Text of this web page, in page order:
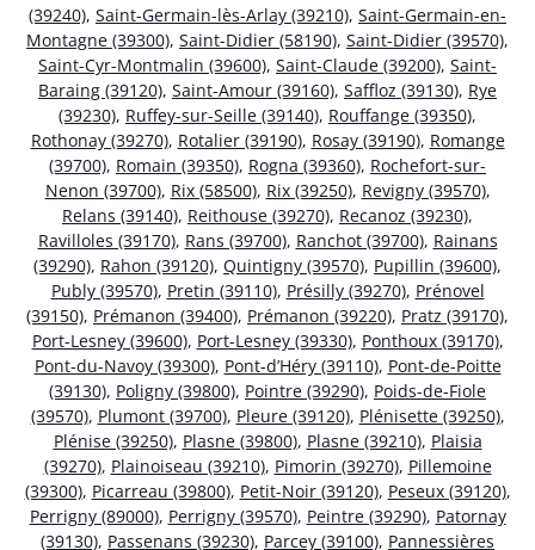
(39240), Saint-Germain-lès-Arlay (39210), Saint-Germain-en-
Montagne (39300), Saint-Didier (58190), Saint-Didier (39570),
Saint-Cyr-Montmalin (39600), Saint-Claude (39200), Saint-
Baraing (39120), Saint-Amour (39160), Saffloz (39130), Rye
(39230), Ruffey-sur-Seille (39140), Rouffange (39350),
Rothonay (39270), Rotalier (39190), Rosay (39190), Romange
(39700), Romain (39350), Rogna (39360), Rochefort-sur-
Nenon (39700), Rix (58500), Rix (39250), Revigny (39570),
Relans (39140), Reithouse (39270), Recanoz (39230),
Ravilloles (39170), Rans (39700), Ranchot (39700), Rainans
(39290), Rahon (39120), Quintigny (39570), Pupillin (39600),
Publy (39570), Pretin (39110), Présilly (39270), Prénovel
(39150), Prémanon (39400), Prémanon (39220), Pratz (39170),
Port-Lesney (39600), Port-Lesney (39330), Ponthoux (39170),
Pont-du-Navoy (39300), Pont-d’Héry (39110), Pont-de-Poitte
(39130), Poligny (39800), Pointre (39290), Poids-de-Fiole
(39570), Plumont (39700), Pleure (39120), Plénisette (39250),
Plénise (39250), Plasne (39800), Plasne (39210), Plaisia
(39270), Plainoiseau (39210), Pimorin (39270), Pillemoine
(39300), Picarreau (39800), Petit-Noir (39120), Peseux (39120),
Perrigny (89000), Perrigny (39570), Peintre (39290), Patornay
(39130), Passenans (39230), Parcey (39100), Pannessières